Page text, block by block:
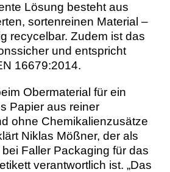
Lösung besteht aus
sortenreinen Material –
recycelbar. Zudem ist das
und entspricht
16679:2014.
Obermaterial für ein
Papier aus reiner
ohne Chemikalienzusätze
Niklas Mößner, der als
Faller Packaging für das
verantwortlich ist. „Das